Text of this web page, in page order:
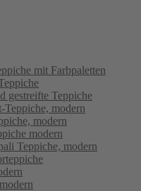
mit Farbpaletten
gestreifte Teppiche
modern
modern
modern
Teppiche, modern